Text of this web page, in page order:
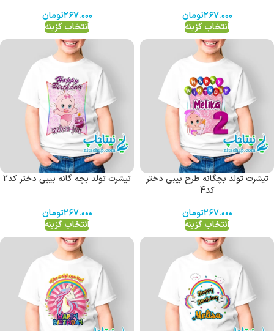
۲۶۷.۰۰۰تومان
انتخاب گزینه
۲۶۷.۰۰۰تومان
انتخاب گزینه
تیشرت تولد بچگانه طرح بیبی دختر
کد4
۲۶۷.۰۰۰تومان
انتخاب گزینه
تیشرت تولد بچه گانه بیبی دختر کد2
۲۶۷.۰۰۰تومان
انتخاب گزینه